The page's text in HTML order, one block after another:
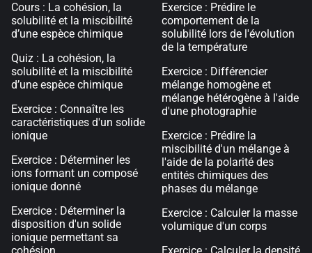
Cours : La cohésion, la
solubilité et la miscibilité
d’une espèce chimique
Quiz : La cohésion, la
solubilité et la miscibilité
d’une espèce chimique
Exercice : Connaître les
caractéristiques d'un solide
ionique
Exercice : Déterminer les
ions formant un composé
ionique donné
Exercice : Déterminer la
disposition d'un solide
ionique permettant sa
Exercice : Prédire le
comportement de la
solubilité lors de l'évolution
de la température
Exercice : Différencier
mélange homogène et
mélange hétérogène à l'aide
d'une photographie
Exercice : Prédire la
miscibilité d'un mélange à
l'aide de la polarité des
entités chimiques des
phases du mélange
Exercice : Calculer la masse
volumique d'un corps